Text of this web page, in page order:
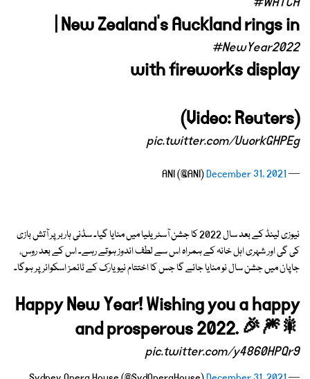
| New Zealand's Auckland rings in
#NewYear2022
with fireworks display
(Video: Reuters)
pic.twitter.com/UuorkGHPEg
— ANI (@ANI)
December 31, 2021
نیوزی لینڈ کے بعد سال 2022 کا جشن آسٹریلیا میں منایا گیا۔ سڈنی ہاربر پر آتش بازی
کی گی اور شہری اہل خانہ کے ہمراہ اس سے لطف اندوز ہوتے رہے۔ اس کے بعد روس،
جاپان میں جشن سال نو منایا جائے گا جس کا اختتام نیویارک کے ٹائمز اسکوائر پر ہوگا۔
Happy New Year! Wishing you a happy
and prosperous 2022. 🎉🎆🎇
pic.twitter.com/y4860HPQr9